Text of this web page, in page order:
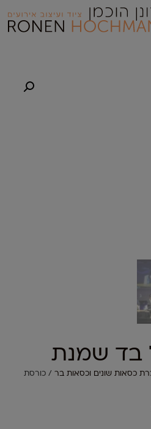
בד שמנת
כסאות שונים וכסאות בר / כורסת